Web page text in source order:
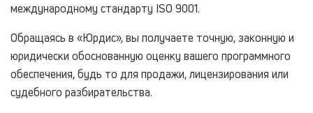
международному стандарту ISO 9001.
Обращаясь в «Юрдис», вы получаете точную, законную и
юридически обоснованную оценку вашего программного
обеспечения, будь то для продажи, лицензирования или
судебного разбирательства.